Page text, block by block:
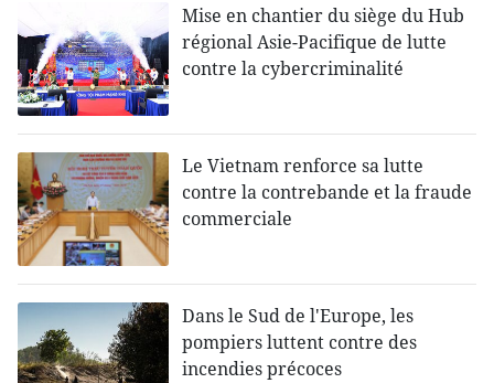
Mise en chantier du siège du Hub
régional Asie-Pacifique de lutte
contre la cybercriminalité
Le Vietnam renforce sa lutte
contre la contrebande et la fraude
commerciale
Dans le Sud de l'Europe, les
pompiers luttent contre des
incendies précoces